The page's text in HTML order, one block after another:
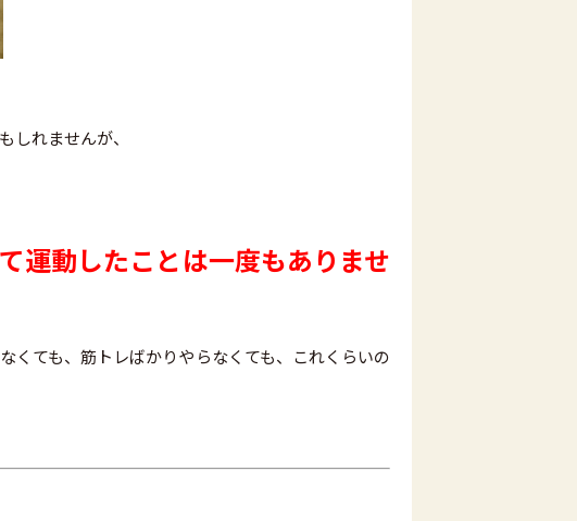
れませんが、
運動したことは一度もありませ
くても、筋トレばかりやらなくても、これくらいの